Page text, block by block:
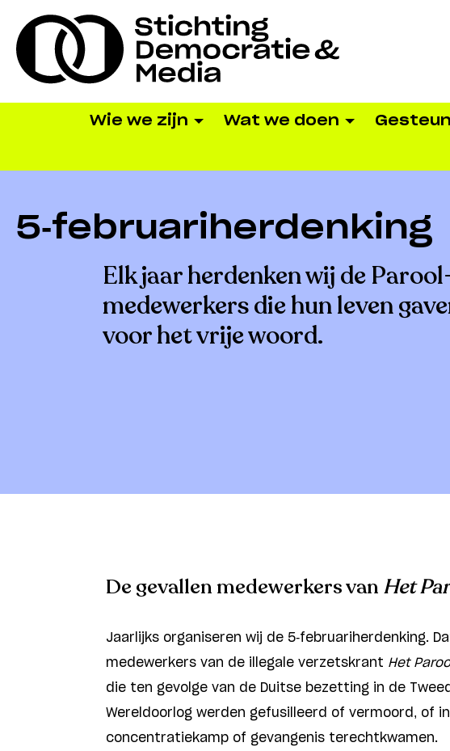
Wie we zijn Wat we doen
5-februariherdenking
Elk jaar herdenken wij de
medewerkers die hun leven
voor het vrije woord.
De gevallen medewerkers van Het
Jaarlijks organiseren wij de 5-februariherdenking.
medewerkers van de illegale verzetskrant Het
die ten gevolge van de Duitse bezetting in de
Wereldoorlog werden gefusilleerd of vermoord, of
concentratiekamp of gevangenis terechtkwamen.